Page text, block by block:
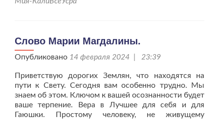
Слово Марии Магдалины.
Опубликовано 14 февраля 2024 | 23:39
Приветствую дорогих Землян, что находятся на
пути к Свету. Сегодня вам особенно трудно. Мы
знаем об этом. Ключом к вашей осознанности будет
ваше терпение. Вера в Лучшее для себя и для
Гаюшки. Простому человеку, не живущему